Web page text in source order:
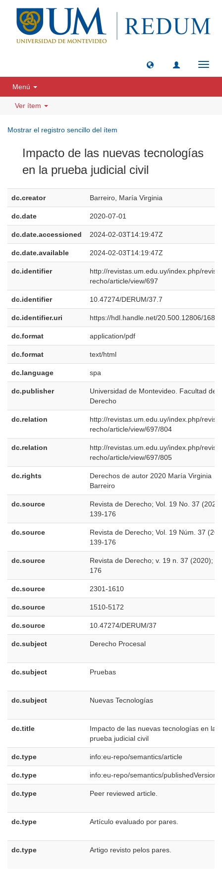
Menú
Ver ítem
Mostrar el registro sencillo del ítem
Impacto de las nuevas tecnologías
en la prueba judicial civil
dc.creator Barreiro, María Virginia
dc.date 2020-07-01
dc.date.accessioned 2024-02-03T14:19:47Z
dc.date.available 2024-02-03T14:19:47Z
dc.identifier
http://revistas.um.edu.uy/index.php/
recho/article/view/697
dc.identifier 10.47274/DERUM/37.7
dc.identifier.uri https://hdl.handle.net/20.500.12806/1689
dc.format application/pdf
dc.format text/html
dc.language spa
dc.publisher
Universidad de Montevideo. Facultad de
Derecho
dc.relation
http://revistas.um.edu.uy/index.php/
recho/article/view/697/804
dc.relation
http://revistas.um.edu.uy/index.php/
recho/article/view/697/805
dc.rights
Derechos de autor 2020 María Virginia
Barreiro
dc.source
Revista de Derecho; Vol. 19 No. 37
139-176
dc.source
Revista de Derecho; Vol. 19 Núm. 37
139-176
dc.source
Revista de Derecho; v. 19 n. 37 (2020);
176
dc.source 2301-1610
dc.source 1510-5172
dc.source 10.47274/DERUM/37
dc.subject Derecho Procesal
dc.subject Pruebas
dc.subject Nuevas Tecnologías
dc.title
Impacto de las nuevas tecnologías en la
prueba judicial civil
dc.type info:eu-repo/semantics/article
dc.type info:eu-repo/semantics/publishedVersion
dc.type Peer reviewed article.
dc.type Artículo evaluado por pares.
dc.type Artigo revisto pelos pares.